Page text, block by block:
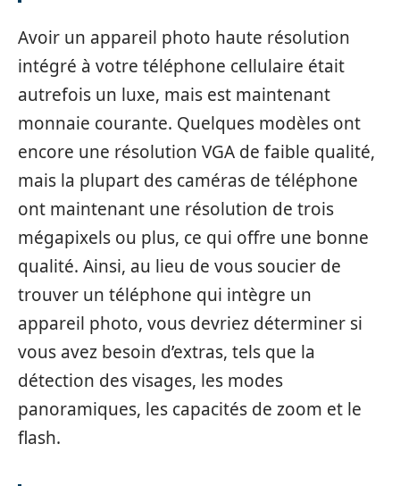
Avoir un appareil photo haute résolution
intégré à votre téléphone cellulaire était
autrefois un luxe, mais est maintenant
monnaie courante. Quelques modèles ont
encore une résolution VGA de faible qualité,
mais la plupart des caméras de téléphone
ont maintenant une résolution de trois
mégapixels ou plus, ce qui offre une bonne
qualité. Ainsi, au lieu de vous soucier de
trouver un téléphone qui intègre un
appareil photo, vous devriez déterminer si
vous avez besoin d’extras, tels que la
détection des visages, les modes
panoramiques, les capacités de zoom et le
flash.